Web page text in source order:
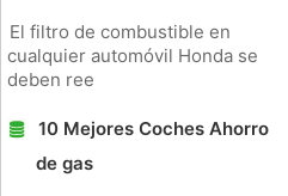
El filtro de combustible en
cualquier automóvil Honda se
deben ree
10 Mejores Coches Ahorro
de gas